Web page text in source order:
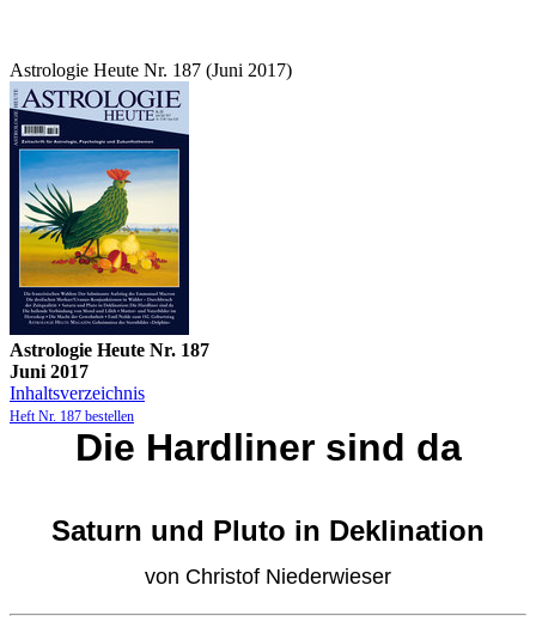
Astrologie Heute Nr. 187 (Juni 2017)
Astrologie Heute Nr. 187
Juni 2017
Inhaltsverzeichnis
Heft Nr. 187 bestellen
Die Hardliner sind da
Saturn und Pluto in Deklination
von Christof Niederwieser